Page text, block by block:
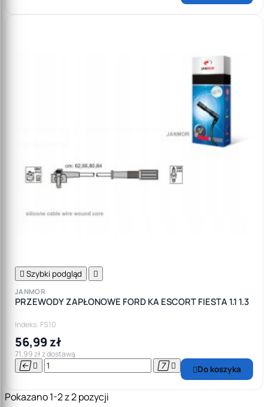
 Szybki podgląd 
JANMOR
PRZEWODY ZAPŁONOWE FORD KA ESCORT FIESTA 1.1 1.3
Indeks: FS10
56,99 zł
71,99 zł z dostawą
    Do koszyka
Pokazano 1-2 z 2 pozycji